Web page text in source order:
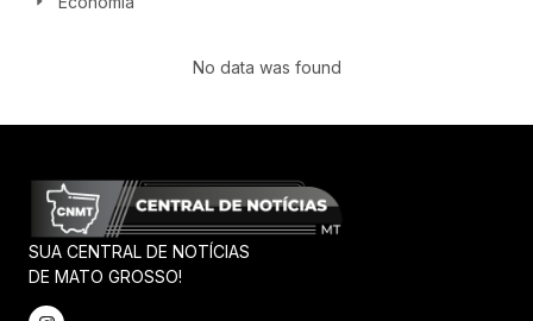
No data was found
SUA CENTRAL DE NOTÍCIAS
DE MATO GROSSO!